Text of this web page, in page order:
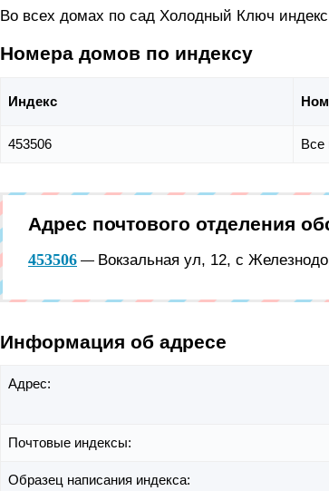
Во всех домах по сад Холодный Ключ индекс
Номера домов по индексу
Индекс
453506 Все
Адрес почтового отделения
453506 — Вокзальная ул, 12, с
Информация об адресе
Адрес:
Почтовые индексы:
Образец написания индекса: